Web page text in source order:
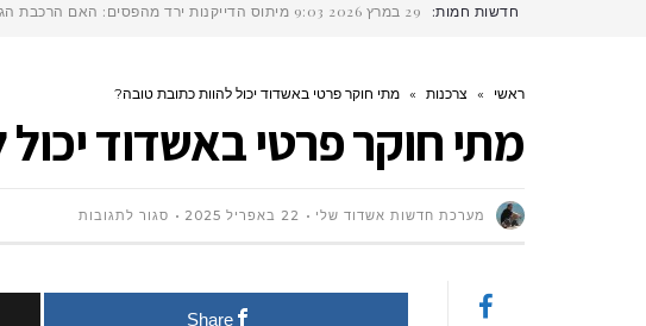
חדשות חמות: 29 במרץ 2026 9:03 מיתוס הדייקנות ירד מהפסים: האם הרכבת
ראשי » צרכנות » מתי חוקר פרטי באשדוד יכול להוות כתובת טובה?
מתי חוקר פרטי באשדוד
מערכת חדשות אשדוד שלי 22 באפריל 2025 סגור לתגובותעל
Share